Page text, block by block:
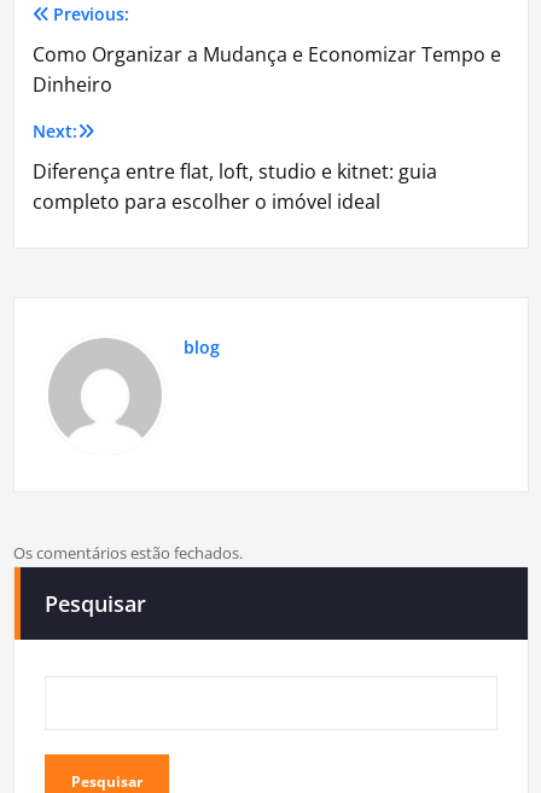
Navegação
de
Post
Previous:
Como Organizar a Mudança e Economizar Tempo e
Dinheiro
Next:
Diferença entre flat, loft, studio e kitnet: guia
completo para escolher o imóvel ideal
blog
Os comentários estão fechados.
Pesquisar
Pesquisar